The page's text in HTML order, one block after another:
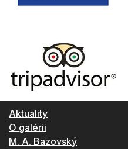
Aktuality
O galérii
M. A. Bazovský